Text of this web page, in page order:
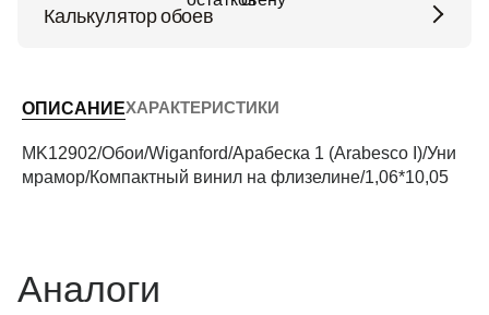
Калькулятор обоев
Периметр комнаты (м)
ОПИСАНИЕХАРАКТЕРИСТИКИ
MK12902/Обои/Wiganford/Арабеска 1 (Arabesco I)/Уни
мрамор/Компактный винил на флизелине/1,06*10,05
Аналоги